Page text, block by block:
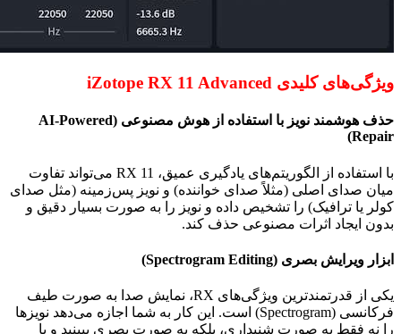
ویژگی‌های کلیدی iZotope RX 11 Advanced
حذف هوشمند نویز با استفاده از هوش مصنوعی (AI-Powered
Repair
)
با استفاده از الگوریتم‌های یادگیری عمیق، RX 11 می‌تواند تفاوت
میان صدای اصلی (مثلاً صدای خواننده) و نویز پس‌زمینه (مثل صدای
کولر یا ترافیک) را تشخیص داده و نویز را به صورت بسیار دقیق و
بدون ایجاد اثرات مصنوعی حذف کند.
ابزار ویرایش بصری (Spectrogram Editing
)
یکی از قدرتمندترین ویژگی‌های RX، نمایش صدا به صورت طیف
فرکانسی (Spectrogram) است. این کار به شما اجازه می‌دهد نویزها
را نه فقط به صورت شنیداری، بلکه به صورت بصری ببینید و با